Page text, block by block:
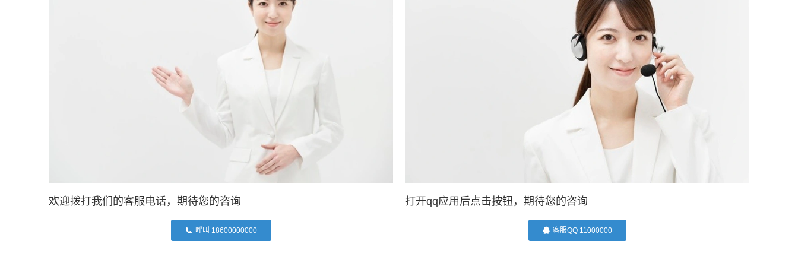
欢迎拨打我们的客服电话，期待您的咨询
呼叫 18600000000
打开qq应用后点击按钮，期待您的咨询
客服QQ 11000000